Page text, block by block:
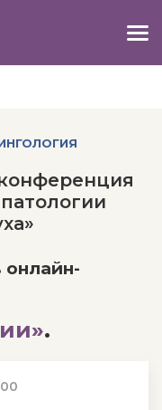
.